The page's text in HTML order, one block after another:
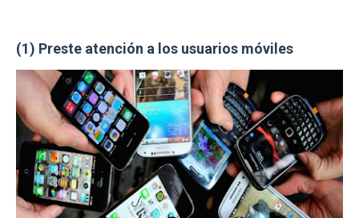
(1) Preste atención a los usuarios móviles